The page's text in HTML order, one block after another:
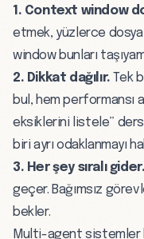
1. Context window
etmek, yüzlerce
windowbunları
2. Dikkat dağılır. Tek
bul, hem performansı
eksiklerini listele”
biri ayrı odaklanmayı
3. Her şey sıralı gider.
geçer. Bağımsız
bekler.
Multi-agent sistemler